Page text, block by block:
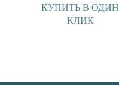
КУПИТЬ В ОДИН
КЛИК